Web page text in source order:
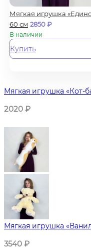
Мягкая игрушка
60 см 2850₽
В наличии
Купить
Мягкая игрушка «Кот-
2020 ₽
Мягкая игрушка
3540 ₽